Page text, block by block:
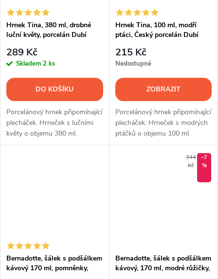
Hrnek Tina, 380 ml, drobné
luční květy, porcelán Dubí
289 Kč
Skladem 2 ks
DO KOŠÍKU
Porcelánový hrnek připomínající
plecháček. Hrneček s lučními
květy o objemu 380 ml.
Hrnek Tina, 100 ml, modří
ptáci, Český porcelán Dubí
215 Kč
Nedostupné
ZOBRAZIT
Porcelánový hrnek připomínající
plecháček. Hrneček s modrých
ptáčků o objemu 100 ml.
Bernadotte, šálek s podšálkem
kávový 170 ml, pomněnky,
344
Kč
–7
%
Bernadotte, šálek s podšálkem
kávový, 170 ml, modré růžičky,